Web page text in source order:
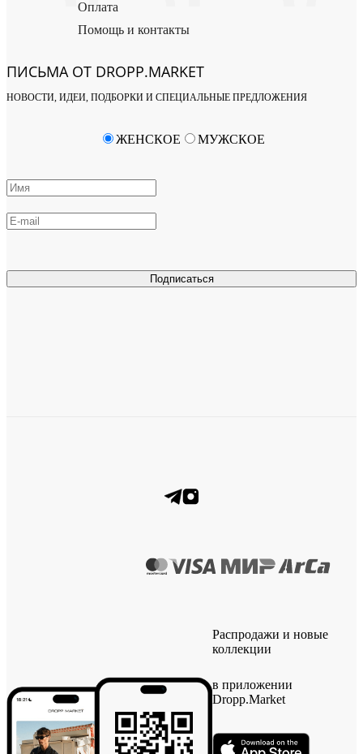
Оплата
Помощь и контакты
ПИСЬМА ОТ DROPP.MARKET
НОВОСТИ, ИДЕИ, ПОДБОРКИ И СПЕЦИАЛЬНЫЕ ПРЕДЛОЖЕНИЯ
Подписаться
ЖЕНСКОЕ МУЖСКОЕ
Распродажи и новые
коллекции
в приложении
Dropp.Market